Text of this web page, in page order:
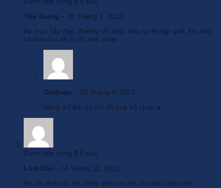
Thu Giang – 20 Tháng 4, 2023
Áo màu sắc đẹp, đường chỉ đẹp, mặc tự tin tập golf. Khi nào
có màu kia về nt chị nhé shop.
Golfmax – 20 Tháng 4, 2023
Vâng ạ Cảm ơn chị đã ủng hộ shop ạ
Được xếp hạng 5 5 sao
Linh Chi – 14 Tháng 11, 2022
Áo chị nhận đc rồi, shop phục vụ rất chu đáo, cảm ơn!